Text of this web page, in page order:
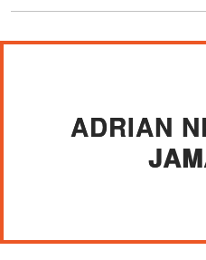
ADRIAN